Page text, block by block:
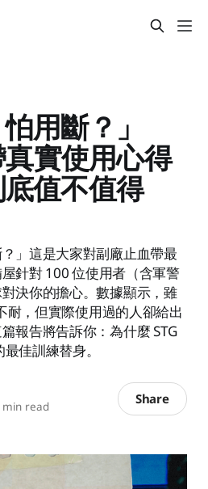
用斷？」
真實使用心得
值不值得
？」這是大家對副廠止血帶最
針對 100 位使用者（含軍警
決你的擔心。數據顯示，雖
耐，但實際使用過的人卻給出
報告將告訴你：為什麼 STG
佳訓練替身。
min read Share